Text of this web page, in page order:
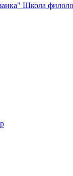
Школа